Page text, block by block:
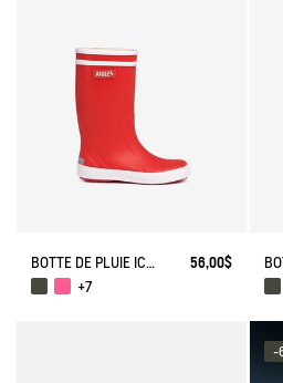
BOTTE DE PLUIE ICONIQUE LOLLY POP
56,00$
+7
-